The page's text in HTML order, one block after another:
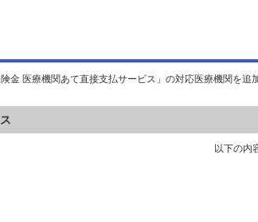
金 医療機関あて直接支払サービス」の対応医療機関を追
以下の内